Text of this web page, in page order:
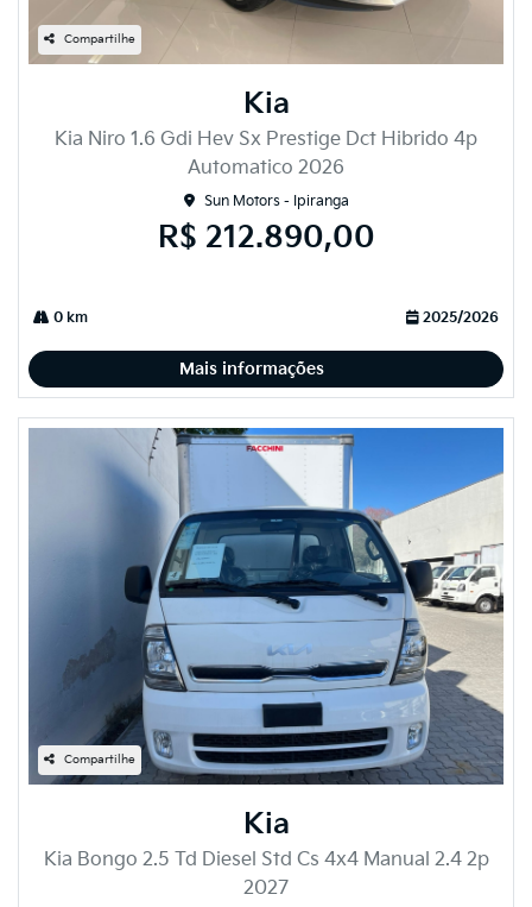
Compartilhe
Kia
Kia Niro 1.6 Gdi Hev Sx Prestige Dct Hibrido 4p
Automatico 2026
Sun Motors - Ipiranga
R$ 212.890,00
0 km 2025/2026
Mais informações
Compartilhe
Kia
Kia Bongo 2.5 Td Diesel Std Cs 4x4 Manual 2.4 2p
2027